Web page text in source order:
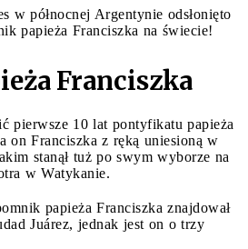
w północnej Argentynie odsłonięto
papieża Franciszka na świecie!
Franciszka
pierwsze 10 lat pontyfikatu papieża
on Franciszka z ręką uniesioną w
stanął tuż po swym wyborze na
w Watykanie.
papieża Franciszka znajdował
Juárez, jednak jest on o trzy